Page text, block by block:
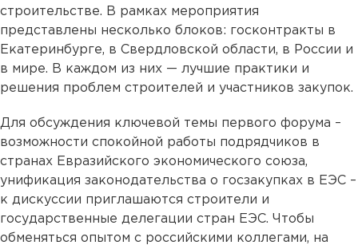
строительстве. В рамках мероприятия
представлены несколько блоков: госконтракты в
Екатеринбурге, в Свердловской области, в России и
в мире. В каждом из них — лучшие практики и
решения проблем строителей и участников закупок.
Для обсуждения ключевой темы первого форума –
возможности спокойной работы подрядчиков в
странах Евразийского экономического союза,
унификация законодательства о госзакупках в ЕЭС –
к дискуссии приглашаются строители и
государственные делегации стран ЕЭС. Чтобы
обменяться опытом с российскими коллегами, на